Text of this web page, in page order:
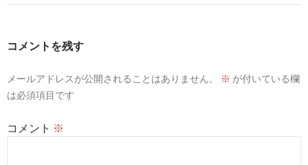
ゲ
ョ
コメントを残す
メールアドレスが公開されることはありません。 ※ が付いている欄
は必須項目です
コメント ※